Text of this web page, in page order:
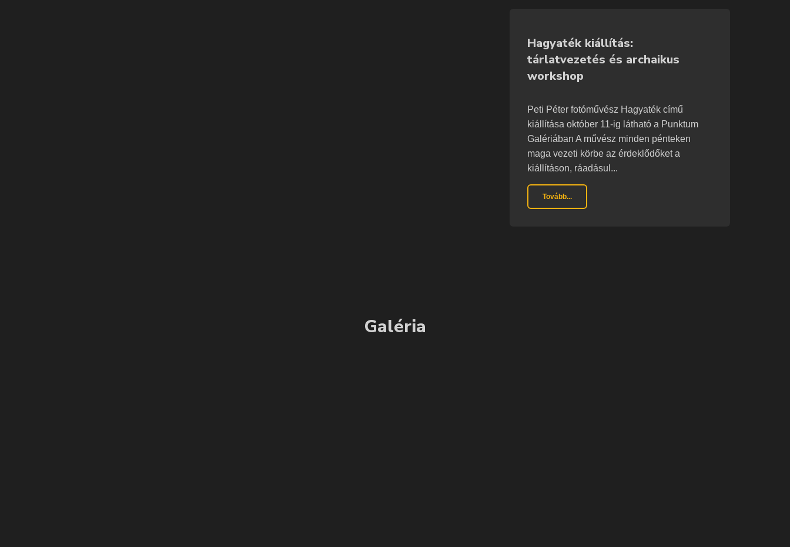
Hagyaték kiállítás:
tárlatvezetés és archaikus
workshop
Peti Péter fotóművész Hagyaték című
kiállítása október 11-ig látható a Punktum
Galériában A művész minden pénteken
maga vezeti körbe az érdeklődőket a
kiállításon, ráadásul...
Tovább...
Galéria